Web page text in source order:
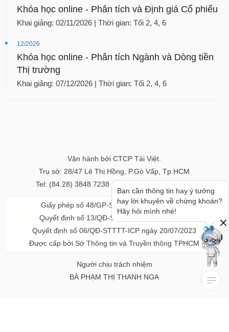
Khóa học online - Phân tích và Định giá Cổ phiếu
Khai giảng: 02/11/2026 | Thời gian: Tối 2, 4, 6
12/2026
Khóa học online - Phân tích Ngành và Dòng tiền
Thị trường
Khai giảng: 07/12/2026 | Thời gian: Tối 2, 4, 6
Vận hành bởi CTCP Tài Việt.
Trụ sở: 28/47 Lê Thị Hồng, P.Gò Vấp, Tp.HCM
Tel: (84.28) 3848 7238 - Fax: (84.28) 3848 7237
Giấy phép số 48/GP-STTTT ngày 04/11/2016
Quyết định số 13/QĐ-STTTT ngày 02/11/2017
Quyết định số 06/QĐ-STTTT-ICP ngày 20/07/2023
Được cấp bởi Sở Thông tin và Truyền thông TPHCM
Người chịu trách nhiệm
BÀ PHẠM THỊ THANH NGA
Bạn cần thông tin hay ý tưởng
hay lời khuyên về chứng khoán?
Hãy hỏi mình nhé!